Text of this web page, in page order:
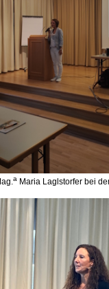
a Maria Laglstorfer bei